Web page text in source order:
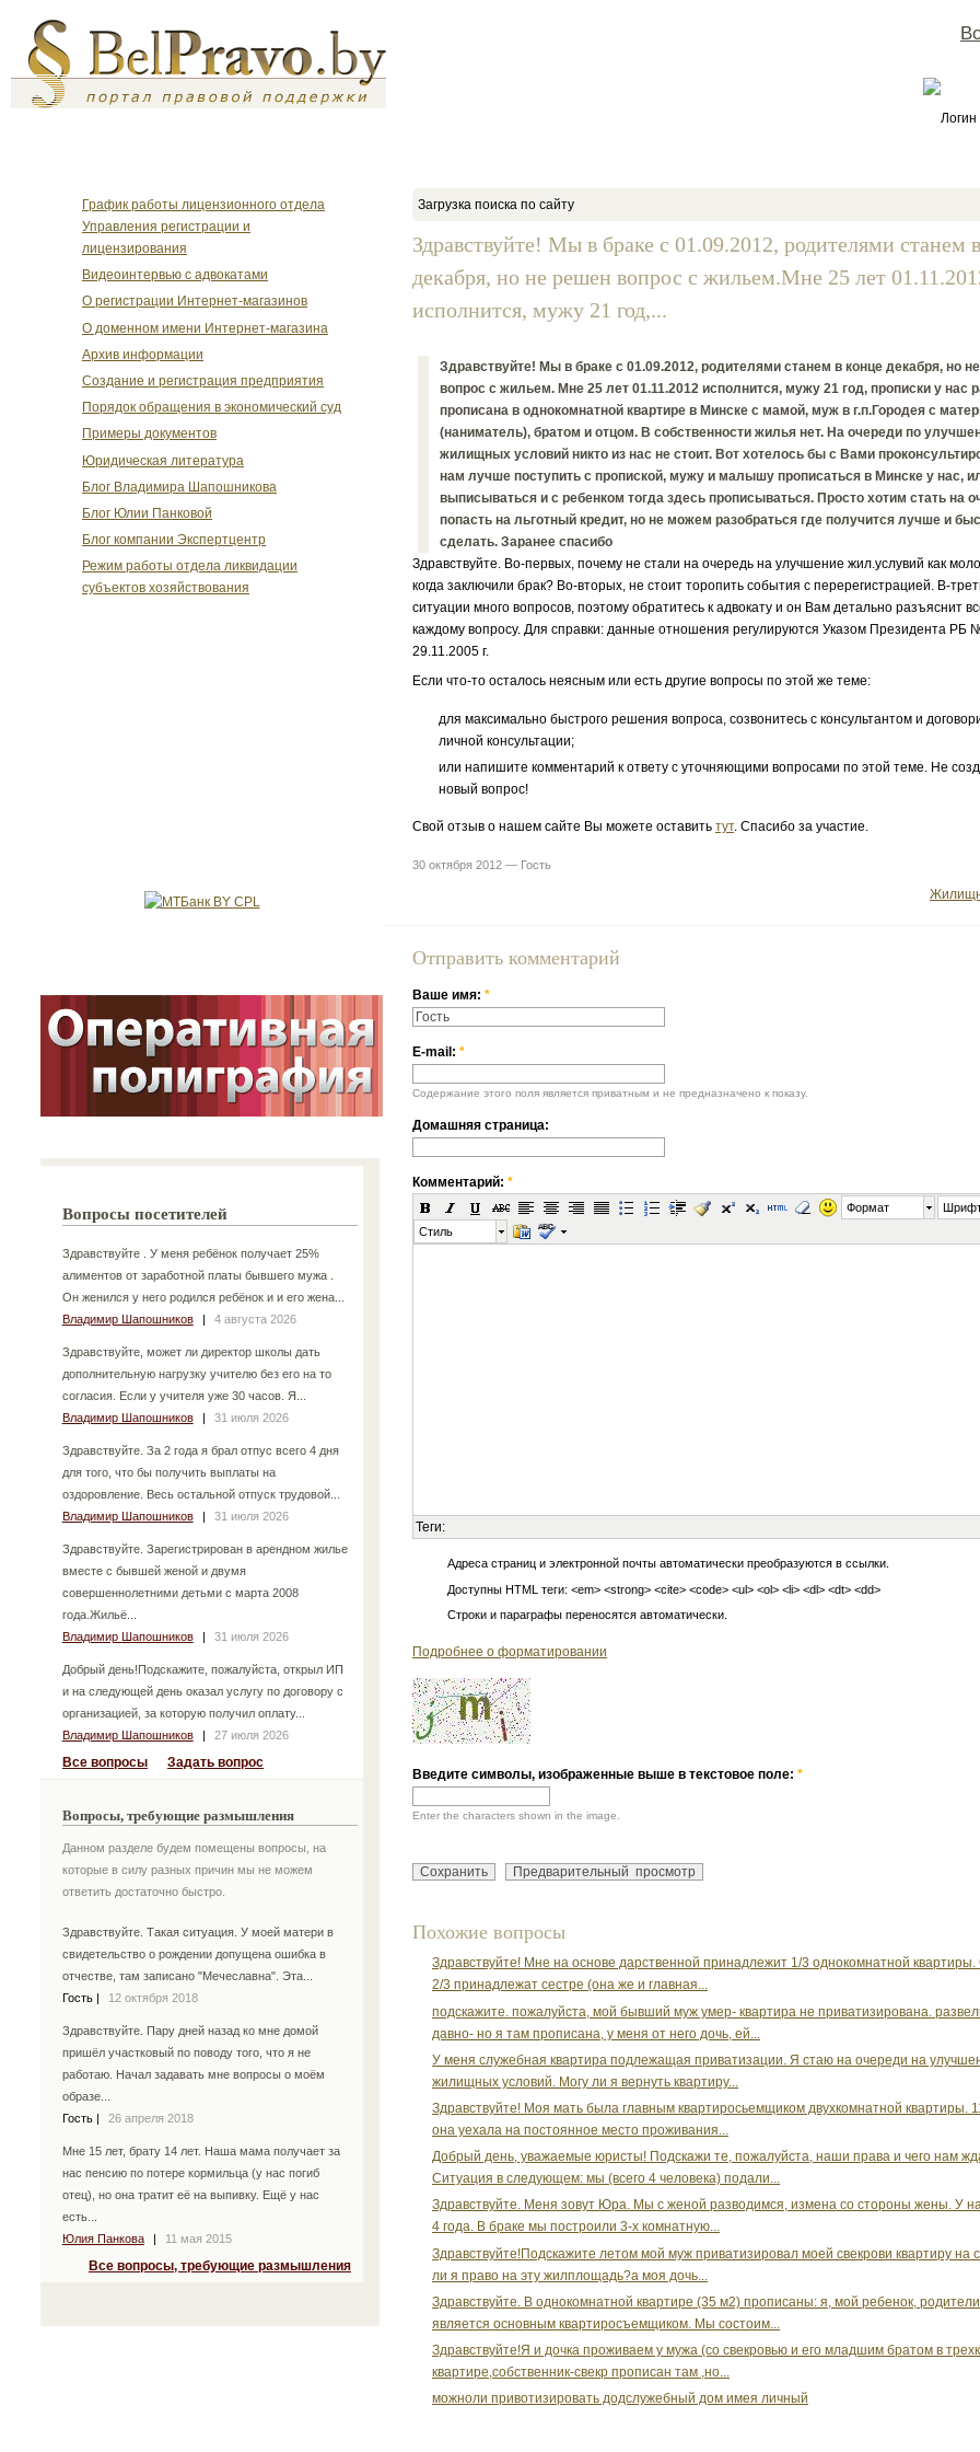
Логин
График работы лицензионного отдела
Управления регистрации и
лицензирования
Видеоинтервью с адвокатами
О регистрации Интернет-магазинов
О доменном имени Интернет-магазина
Архив информации
Создание и регистрация предприятия
Порядок обращения в экономический суд
Примеры документов
Юридическая литература
Блог Владимира Шапошникова
Блог Юлии Панковой
Блог компании Экспертцентр
Режим работы отдела ликвидации
субъектов хозяйствования
Вопросы посетителей
Здравствуйте . У меня ребёнок получает 25%
алиментов от заработной платы бывшего мужа .
Он женился у него родился ребёнок и и его жена...
Владимир Шапошников
| 4 августа 2026
Здравствуйте, может ли директор школы дать
дополнительную нагрузку учителю без его на то
согласия. Если у учителя уже 30 часов. Я...
Владимир Шапошников
| 31 июля 2026
Здравствуйте. За 2 года я брал отпус всего 4 дня
для того, что бы получить выплаты на
оздоровление. Весь остальной отпуск трудовой...
Владимир Шапошников
| 31 июля 2026
Здравствуйте. Зарегистрирован в арендном жилье
вместе с бывшей женой и двумя
совершеннолетними детьми с марта 2008
года.Жильё...
Владимир Шапошников
| 31 июля 2026
Добрый день!Подскажите, пожалуйста, открыл ИП
и на следующей день оказал услугу по договору с
организацией, за которую получил оплату...
Владимир Шапошников
| 27 июля 2026
Все вопросы Задать вопрос
Вопросы, требующие размышления
Данном разделе будем помещены вопросы, на
которые в силу разных причин мы не можем
ответить достаточно быстро.
Здравствуйте. Такая ситуация. У моей матери в
свидетельство о рождении допущена ошибка в
отчестве, там записано "Мечеславна". Эта...
Гость
12 октября 2018
Здравствуйте. Пару дней назад ко мне домой
пришёл участковый по поводу того, что я не
работаю. Начал задавать мне вопросы о моём
образе...
Гость
26 апреля 2018
Мне 15 лет, брату 14 лет. Наша мама получает за
нас пенсию по потере кормильца (у нас погиб
отец), но она тратит её на выпивку. Ещё у нас
есть...
Юлия Панкова
11 мая 2015
Все вопросы, требующие размышления
Загрузка поиска по сайту
Здравствуйте! Мы в браке с 01.09.2012, родителями станем
декабря, но не решен вопрос с жильем.Мне 25 лет
исполнится, мужу 21 год,...
Здравствуйте! Мы в браке с 01.09.2012, родителями станем в конце декабря, но
вопрос с жильем. Мне 25 лет 01.11.2012 исполнится, мужу 21 год, прописки у нас
прописана в однокомнатной квартире в Минске с мамой, муж в г.п.Городея с
(наниматель), братом и отцом. В собственности жилья нет. На очереди по
жилищных условий никто из нас не стоит. Вот хотелось бы с Вами
нам лучше поступить с пропиской, мужу и малышу прописаться в Минске у нас,
выписываться и с ребенком тогда здесь прописываться. Просто хотим стать на
попасть на льготный кредит, но не можем разобраться где получится лучше и
сделать. Заранее спасибо
Здравствуйте. Во-первых, почему не стали на очередь на улучшение жил.услувий как
когда заключили брак? Во-вторых, не стоит торопить события с перерегистрацией. В-
ситуации много вопросов, поэтому обратитесь к адвокату и он Вам детально разъяснит
каждому вопросу. Для справки: данные отношения регулируются Указом Президента РБ
29.11.2005 г.
Если что-то осталось неясным или есть другие вопросы по этой же теме:
для максимально быстрого решения вопроса, созвонитесь с консультантом и
личной консультации;
или напишите комментарий к ответу с уточняющими вопросами по этой теме. Не
новый вопрос!
Свой отзыв о нашем сайте Вы можете оставить тут. Спасибо за участие.
30 октября 2012 — Гость
Отправить комментарий
Ваше имя: *
E-mail: *
Содержание этого поля является приватным и не предназначено к показу.
Домашняя страница:
Комментарий: *
Формат
Стиль
Теги:
Адреса страниц и электронной почты автоматически преобразуются в ссылки.
Доступны HTML теги: <em> <strong> <cite> <code> <ul> <ol> <li> <dl> <dt> <dd>
Строки и параграфы переносятся автоматически.
Подробнее о форматировании
Введите символы, изображенные выше в текстовое поле: *
Enter the characters shown in the image.
Похожие вопросы
Здравствуйте! Мне на основе дарственной принадлежит 1/3 однокомнатной
2/3 принадлежат сестре (она же и главная...
подскажите. пожалуйста, мой бывший муж умер- квартира не приватизирована.
давно- но я там прописана, у меня от него дочь, ей...
У меня служебная квартира подлежащая приватизации. Я стаю на очереди на
жилищных условий. Могу ли я вернуть квартиру...
Здравствуйте! Моя мать была главным квартиросьемщиком двухкомнатной квартиры.
она уехала на постоянное место проживания...
Добрый день, уважаемые юристы! Подскажи те, пожалуйста, наши права и чего нам
Ситуация в следующем: мы (всего 4 человека) подали...
Здравствуйте. Меня зовут Юра. Мы с женой разводимся, измена со стороны жены. У
4 года. В браке мы построили 3-х комнатную...
Здравствуйте!Подскажите летом мой муж приватизировал моей свекрови квартиру на
ли я право на эту жилплощадь?а моя дочь...
Здравствуйте. В однокомнатной квартире (35 м2) прописаны: я, мой ребенок,
является основным квартиросъемщиком. Мы состоим...
Здравствуйте!Я и дочка проживаем у мужа (со свекровью и его младшим братом в
квартире,собственник-свекр прописан там ,но...
можноли привотизировать додслужебный дом имея личный